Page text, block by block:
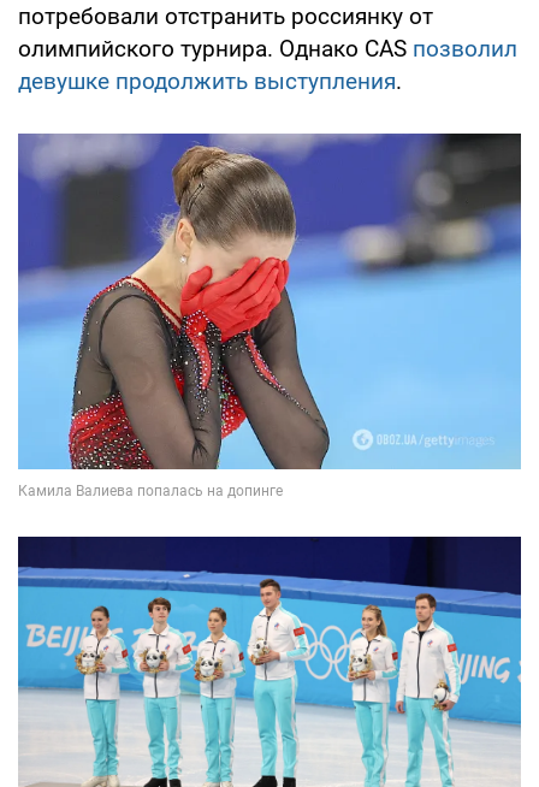
потребовали отстранить россиянку от
олимпийского турнира. Однако CAS позволил
девушке продолжить выступления.